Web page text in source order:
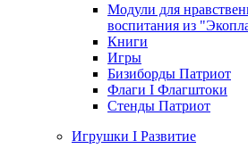
Модули для
воспитания из
Книги
Игры
Бизиборды Патриот
Флаги I Флагштоки
Стенды Патриот
Игрушки I Развитие